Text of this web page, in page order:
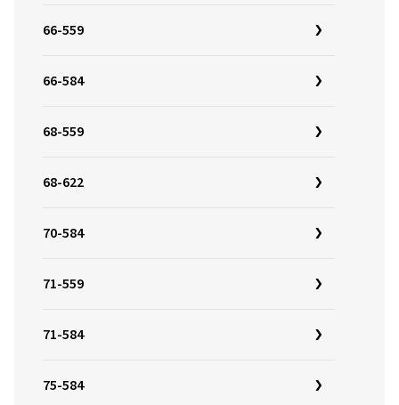
66-559
66-584
68-559
68-622
70-584
71-559
71-584
75-584